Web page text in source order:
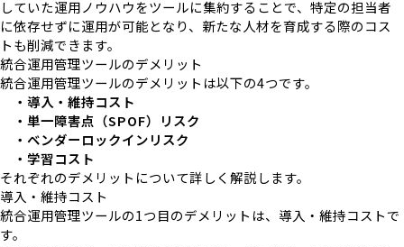
していた運用ノウハウをツールに集約することで、特定の担当者
に依存せずに運用が可能となり、新たな人材を育成する際のコス
トも削減できます。
統合運用管理ツールのデメリット
統合運用管理ツールのデメリットは以下の4つです。
・導入・維持コスト
・単一障害点（SPOF）リスク
・ベンダーロックインリスク
・学習コスト
それぞれのデメリットについて詳しく解説します。
導入・維持コスト
統合運用管理ツールの1つ目のデメリットは、導入・維持コストで
す。